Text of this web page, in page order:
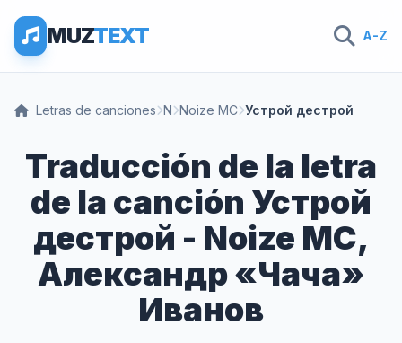
MUZTEXT A-Z
Letras de canciones N Noize MC Устрой дестрой
Traducción de la letra
de la canción Устрой
дестрой - Noize MC,
Александр «Чача»
Иванов